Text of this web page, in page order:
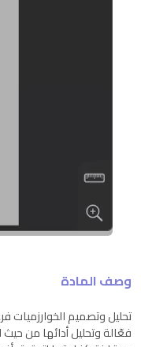
وصف المادة
تحليل وتصميم الخوارزميات
فعّالة وتحليل أدائها من